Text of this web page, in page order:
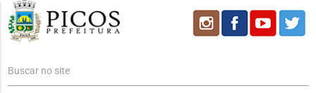
Buscar no site